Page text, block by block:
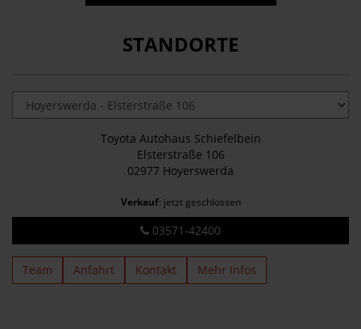
STANDORTE
Toyota Autohaus Schiefelbein
Elsterstraße 106
02977 Hoyerswerda
Verkauf: jetzt geschlossen
03571-42400
Team Anfahrt Kontakt Mehr Infos